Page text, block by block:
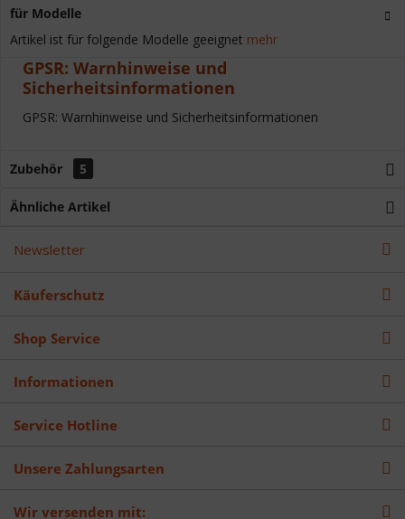
für Modelle
Artikel ist für folgende Modelle geeignet mehr
GPSR: Warnhinweise und
Sicherheitsinformationen
GPSR: Warnhinweise und Sicherheitsinformationen
Zubehör 5
Ähnliche Artikel
Newsletter
Käuferschutz
Shop Service
Informationen
Service Hotline
Unsere Zahlungsarten
Wir versenden mit: